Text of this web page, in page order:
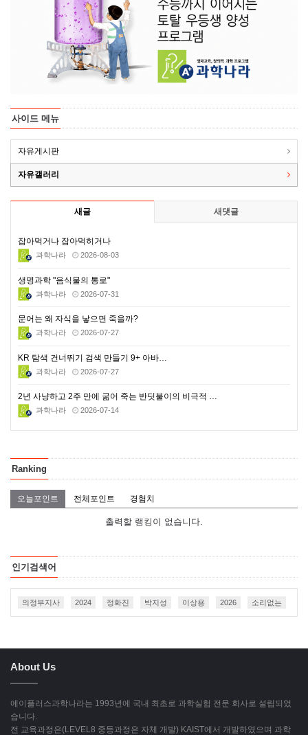
사이드 메뉴
자유게시판
자유갤러리
새글 새댓글
잡아먹거나 잡아먹히거나
과학나라 2026-08-03
생명과학 "음식물의 통로"
과학나라 2026-07-31
문어는 왜 자식을 낳으면 죽을까?
과학나라 2026-07-27
KR 탐색 건너뛰기 검색 만들기 9+ 아바…
과학나라 2026-07-27
2년 사냥하고 2주 만에 굶어 죽는 반딧불이의 비극적 …
과학나라 2026-07-14
Ranking
오늘포인트 전체포인트 경험치
출력할 랭킹이 없습니다.
인기검색어
의정부지사 2024 정화진 박지성 이상용 2026 소리없는
About Us
에이플러스과학나라는 1993년에 국내 최초로 과학실험 전문 회사로 설립되었
습니다.
전 교육과정은(LEVEL8 중등과정은 자체 개발) KAIST에서 개발하였으며 과학